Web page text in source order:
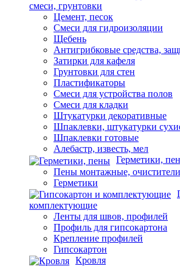
смеси, грунтовки
Цемент, песок
Смеси для гидроизоляции
Щебень
Антигрибковые средства,
Затирки для кафеля
Грунтовки для стен
Пластификаторы
Смеси для устройства полов
Смеси для кладки
Штукатурки декоративные
Шпаклевки, штукатурки
Шпаклевки готовые
Алебастр, известь, мел
Герметики,
Пены монтажные, очистители
Герметики
комплектующие
Ленты для швов, профилей
Профиль для гипсокартона
Крепление профилей
Гипсокартон
Кровля